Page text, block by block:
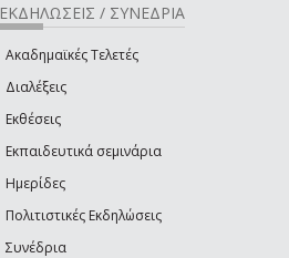
ΕΚΔΗΛΩΣΕΙΣ / ΣΥΝΕΔΡΙΑ
Ακαδημαϊκές Τελετές
Διαλέξεις
Εκθέσεις
Εκπαιδευτικά σεμινάρια
Ημερίδες
Πολιτιστικές Εκδηλώσεις
Συνέδρια